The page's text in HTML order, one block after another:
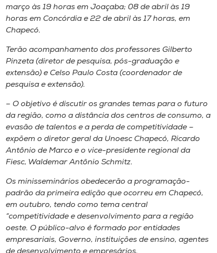
Unoesc
Store
Selecione
o idioma
A+
A-
março às 19 horas em Joaçaba; 08 de abril às 19
horas em Concórdia e 22 de abril às 17 horas, em
Chapecó.
Terão acompanhamento dos professores Gilberto
Pinzeta (diretor de pesquisa, pós-graduação e
extensão) e Celso Paulo Costa (coordenador de
pesquisa e extensão).
– O objetivo é discutir os grandes temas para o futuro
da região, como a distância dos centros de consumo, a
evasão de talentos e a perda de competitividade –
expõem o diretor geral da Unoesc Chapecó, Ricardo
Antônio de Marco e o vice-presidente regional da
Fiesc, Waldemar Antônio Schmitz.
Os minisseminários obedecerão a programação-
padrão da primeira edição que ocorreu em Chapecó,
em outubro, tendo como tema central
“competitividade e desenvolvimento para a região
oeste. O público-alvo é formado por entidades
empresariais, Governo, instituições de ensino, agentes